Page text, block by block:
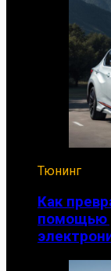
Тюнинг
Как
помощью